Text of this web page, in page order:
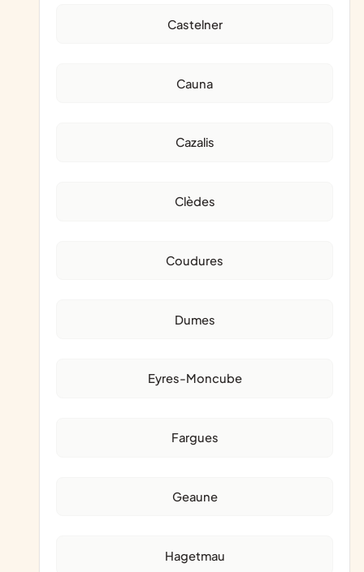
Castelner
Cauna
Cazalis
Clèdes
Coudures
Dumes
Eyres-Moncube
Fargues
Geaune
Hagetmau